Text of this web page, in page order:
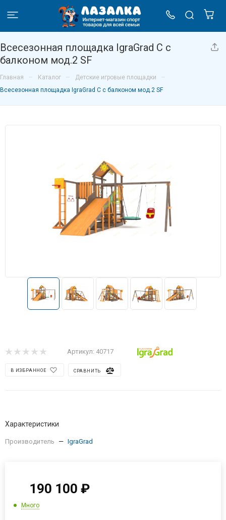
Всесезонная площадка IgraGrad С с
балконом мод.2 SF
Главная – Каталог – Детские игровые площадки –
Всесезонная площадка IgraGrad С с балконом мод.2 SF
Артикул: 40717
В ИЗБРАННОЕ СРАВНИТЬ
Характеристики
Производитель — IgraGrad
190 100 ₽
Много